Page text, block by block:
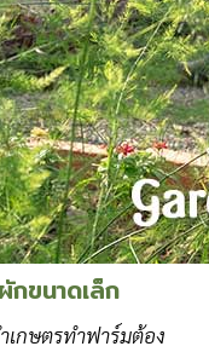
ขนาดเล็ก
เกษตรทำฟาร์มต้อง